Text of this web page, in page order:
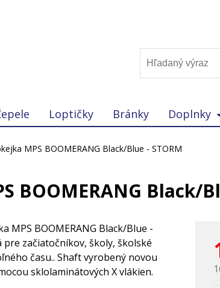
Loptičky Bránky Doplnky
MPS BOOMERANG Black/Blue - STORM
BOOMERANG Black/
MPS BOOMERANG Black/Blue -
pre začiatočníkov, školy, školské
času.. Shaft vyrobený novou
sklolaminátových X vlákien.